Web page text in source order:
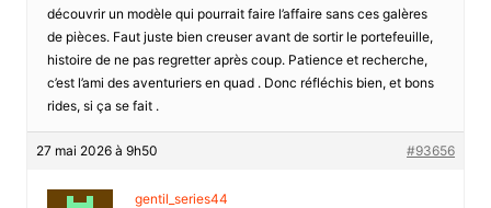
découvrir un modèle qui pourrait faire l’affaire sans ces galères
de pièces. Faut juste bien creuser avant de sortir le portefeuille,
histoire de ne pas regretter après coup. Patience et recherche,
c’est l’ami des aventuriers en quad . Donc réfléchis bien, et bons
rides, si ça se fait .
27 mai 2026 à 9h50 #93656
gentil_series44